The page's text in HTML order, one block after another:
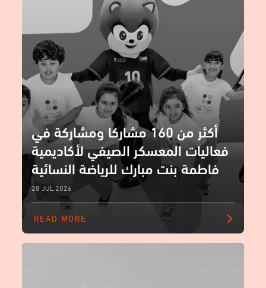
أكثر من 160 مشاركا ومشاركة في
فعاليات المعسكر الصيفي لأكاديمية
28 JUL 2026
READ MORE